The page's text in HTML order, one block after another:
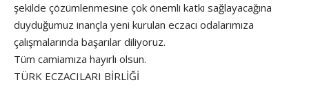
şekilde çözümlenmesine çok önemli katkı sağlayacağına
duyduğumuz inançla yeni kurulan eczacı odalarımıza
çalışmalarında başarılar diliyoruz.
Tüm camiamıza hayırlı olsun.
TÜRK ECZACILARI BİRLİĞİ